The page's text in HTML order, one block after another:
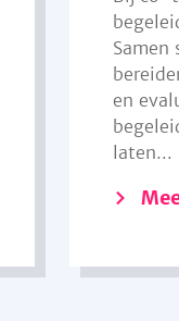
Samen
en
laten...